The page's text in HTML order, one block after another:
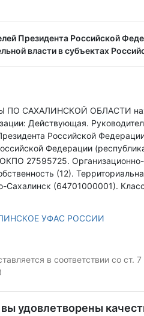
Президента Российской
власти в субъектах
ОБЛАСТИ
Действующая.
Российской
Федерации
ОКПО 27595725.
(12).
(64701000001).
УФАС РОССИИ
в соответствии со
удовлетворены